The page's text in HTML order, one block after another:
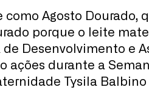
Agosto Dourado,
porque o leite
Desenvolvimento e
ações durante a
Tysila